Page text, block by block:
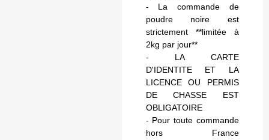
- La commande de
poudre noire est
strictement **limitée à
2kg par jour**
- LA CARTE
D'IDENTITE ET LA
LICENCE OU PERMIS
DE CHASSE EST
OBLIGATOIRE
- Pour toute commande
hors France